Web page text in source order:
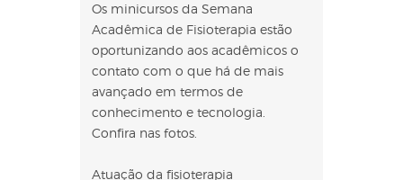
Os minicursos da Semana
Acadêmica de Fisioterapia estão
oportunizando aos acadêmicos o
contato com o que há de mais
avançado em termos de
conhecimento e tecnologia.
Confira nas fotos.
Atuação da fisioterapia